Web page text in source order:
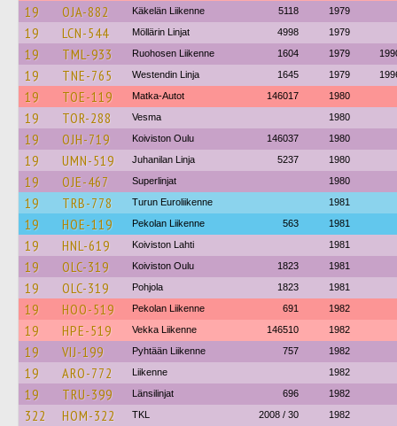
19 OJA-882 Käkelän Liikenne 5118 1979
19 LCN-544 Möllärin Linjat 4998 1979
19 TML-933 Ruohosen Liikenne 1604 1979
19 TNE-765 Westendin Linja 1645 1979
19 TOE-119 Matka-Autot 146017 1980
19 TOR-288 Vesma 1980
19 OJH-719 Koiviston Oulu 146037 1980
19 UMN-519 Juhanilan Linja 5237 1980
19 OJE-467 Superlinjat 1980
19 TRB-778 Turun Euroliikenne 1981
19 HOE-119 Pekolan Liikenne 563 1981
19 HNL-619 Koiviston Lahti 1981
19 OLC-319 Koiviston Oulu 1823 1981
19 OLC-319 Pohjola 1823 1981
19 HOO-519 Pekolan Liikenne 691 1982
19 HPE-519 Vekka Liikenne 146510 1982
19 VIJ-199 Pyhtään Liikenne 757 1982
19 ARO-772 Liikenne 1982
19 TRU-399 Länsilinjat 696 1982
322 HOM-322 TKL 2008 / 30 1982